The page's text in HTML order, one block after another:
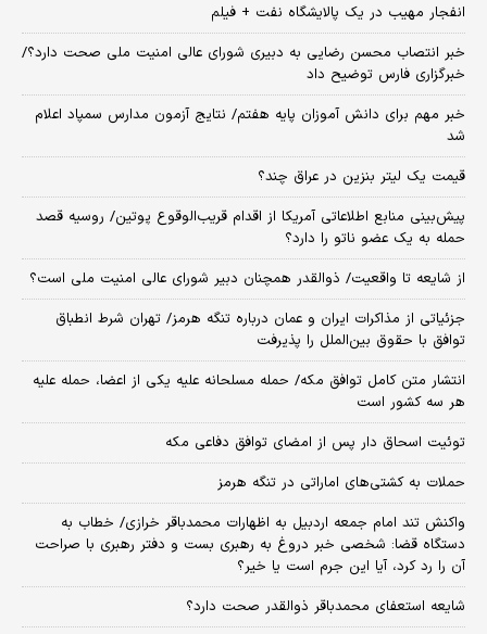
انفجار مهیب در یک پالایشگاه نفت + فیلم
خبر انتصاب محسن رضایی به دبیری شورای عالی امنیت ملی صحت دارد؟/
خبرگزاری فارس توضیح داد
خبر مهم برای دانش آموزان پایه هفتم/ نتایج آزمون مدارس سمپاد اعلام
شد
قیمت یک لیتر بنزین در عراق چند؟
پیش‌بینی منابع اطلاعاتی آمریکا از اقدام قریب‌الوقوع پوتین/ روسیه قصد
حمله به یک عضو ناتو را دارد؟
از شایعه تا واقعیت/ ذوالقدر همچنان دبیر شورای ‌عالی امنیت ملی است؟
جزئیاتی از مذاکرات ایران و عمان درباره تنگه هرمز/ تهران شرط انطباق
توافق با حقوق بین‌الملل را پذیرفت
انتشار متن کامل توافق مکه/ حمله مسلحانه علیه یکی از اعضا، حمله علیه
هر سه کشور است
توئیت اسحاق دار پس از امضای توافق دفاعی مکه
حملات به کشتی‌های اماراتی در تنگه هرمز
واکنش تند امام جمعه اردبیل به اظهارات محمدباقر خرازی/ خطاب به
دستگاه قضا: شخصی خبر دروغ به رهبری بست و دفتر رهبری با صراحت
آن را رد کرد، آیا این جرم است یا خیر؟
شایعه استعفای محمدباقر ذوالقدر صحت دارد؟